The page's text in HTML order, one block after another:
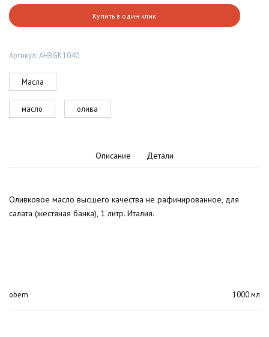
Оливковое
не
для
салата
(жестяная
банка),
Купить в один клик
Артикул:AHBGK1040
Масла
масло олива
Описание Детали
Оливковое масло высшего качества не рафинированное, для
салата (жестяная банка), 1 литр. Италия.
obem 1000 мл